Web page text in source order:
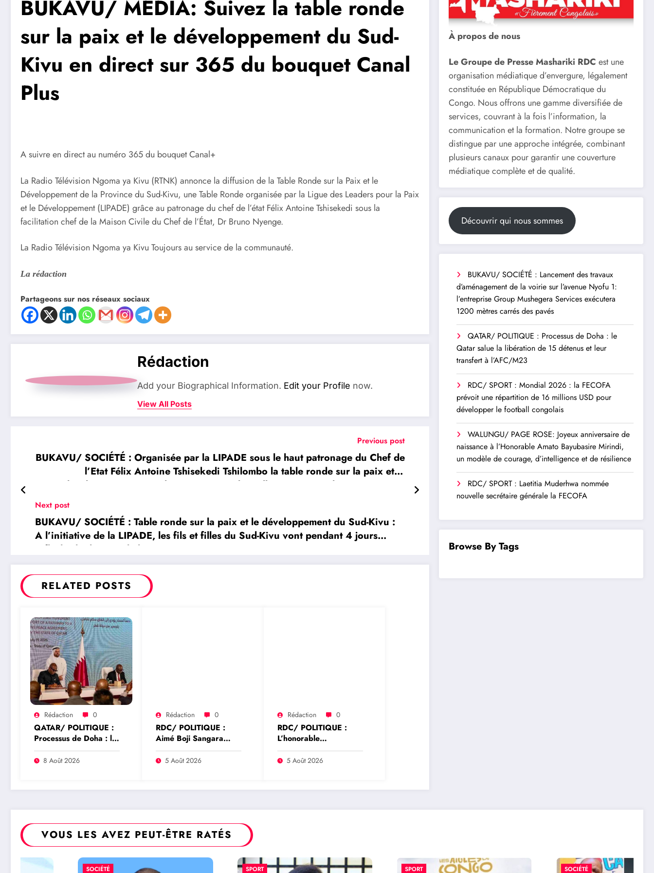
BUKAVU/ MEDIA: Suivez la table ronde
sur la paix et le développement du Sud-
Kivu en direct sur 365 du bouquet Canal
Plus
A suivre en direct au numéro 365 du bouquet Canal+
La Radio Télévision Ngoma ya Kivu (RTNK) annonce la diffusion de la Table Ronde sur la Paix et le
Développement de la Province du Sud-Kivu, une Table Ronde organisée par la Ligue des Leaders pour la Paix
et le Développement (LIPADE) grâce au patronage du chef de l’état Félix Antoine Tshisekedi sous la
facilitation chef de la Maison Civile du Chef de l’État, Dr Bruno Nyenge.
La Radio Télévision Ngoma ya Kivu Toujours au service de la communauté.
La rédaction
Partageons sur nos réseaux sociaux
Rédaction
Add your Biographical Information. Edit your Profile now.
View All Posts
Previous post
BUKAVU/ SOCIÉTÉ : Organisée par la LIPADE sous le haut patronage du Chef de
l’Etat Félix Antoine Tshisekedi Tshilombo la table ronde sur la paix et le
développement vient d’être ouverte solennellement ce Mardi 21 Mars 2023
Next post
BUKAVU/ SOCIÉTÉ : Table ronde sur la paix et le développement du Sud-Kivu :
A l’initiative de la LIPADE, les fils et filles du Sud-Kivu vont pendant 4 jours
réfléchir le devenir de leur Province
RELATED POSTS
Rédaction 0
QATAR/ POLITIQUE :
Processus de Doha : le
Qatar salue la
libération de 15
8 Août 2026
Rédaction 0
RDC/ POLITIQUE :
Aimé Boji Sangara
plaide pour un tribunal
international afin de
RDC
5 Août 2026
Rédaction 0
RDC/ POLITIQUE :
L’honorable
Namazihana Bachoke
Patrick Baka salue la
l’économie numérique
5 Août 2026
À propos de nous
Le Groupe de Presse Mashariki RDC est une
organisation médiatique d’envergure, légalement
constituée en République Démocratique du
Congo. Nous offrons une gamme diversifiée de
services, couvrant à la fois l’information, la
communication et la formation. Notre groupe se
distingue par une approche intégrée, combinant
plusieurs canaux pour garantir une couverture
médiatique complète et de qualité.
Découvrir qui nous sommes
BUKAVU/ SOCIÉTÉ : Lancement des travaux
d’aménagement de la voirie sur l’avenue Nyofu 1:
l’entreprise Group Mushegera Services exécutera
1200 mètres carrés des pavés
QATAR/ POLITIQUE : Processus de Doha : le
Qatar salue la libération de 15 détenus et leur
transfert à l’AFC/M23
RDC/ SPORT : Mondial 2026 : la FECOFA
prévoit une répartition de 16 millions USD pour
développer le football congolais
WALUNGU/ PAGE ROSE: Joyeux anniversaire de
naissance à l’Honorable Amato Bayubasire Mirindi,
un modèle de courage, d’intelligence et de résilience
RDC/ SPORT : Laetitia Muderhwa nommée
nouvelle secrétaire générale la FECOFA
Browse By Tags
VOUS LES AVEZ PEUT-ÊTRE RATÉS
SOCIÉTÉ SPORT